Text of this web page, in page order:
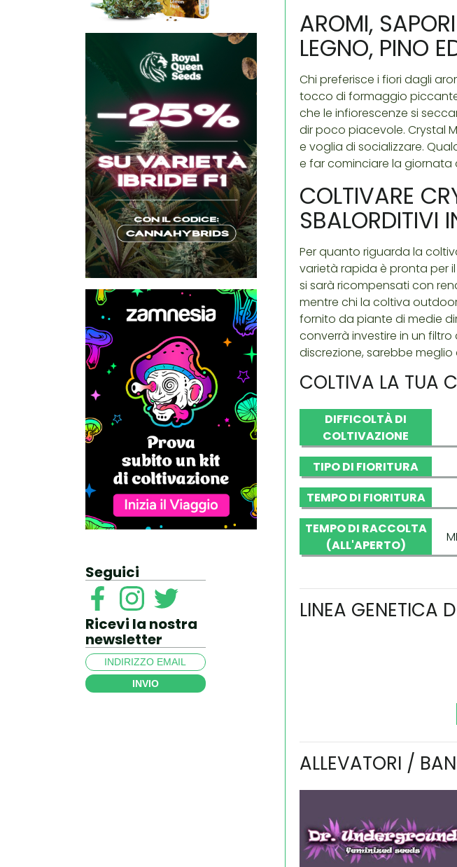
Seguici
Ricevi la nostra
newsletter
INVIO
AROMI,
LEGNO, PINO
Chi preferisce i fiori dagli
tocco di formaggio
che le infiorescenze si
dir poco piacevole. Crystal
e voglia di socializzare.
e far cominciare la giornata
COLTIVARE
SBALORDITIVI
Per quanto riguarda la
varietà rapida è pronta per
si sarà ricompensati con
mentre chi la coltiva
fornito da piante di medie
converrà investire in un
discrezione, sarebbe
COLTIVA LA TUA
DIFFICOLTÀ DI
COLTIVAZIONE
TIPO DI FIORITURA
TEMPO DI FIORITURA
TEMPO DI RACCOLTA
(ALL'APERTO)
LINEA GENETICA
ALLEVATORI /